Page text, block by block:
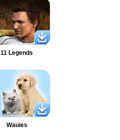
11 Legends
Wauies